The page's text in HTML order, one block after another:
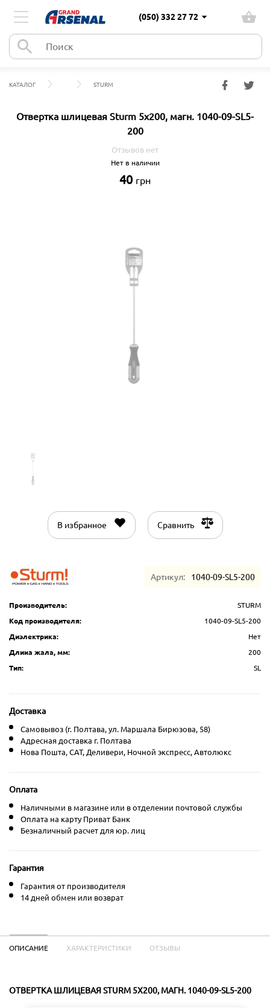
(050) 332 27 72
КАТАЛОГ STURM
Отвертка шлицевая Sturm 5x200, магн. 1040-09-SL5-
200
Отзывов нет
Нет в наличии
40 грн
В избранное Сравнить
Артикул: 1040-09-SL5-200
Производитель:
STURM
Код производителя:
1040-09-SL5-200
Диэлектрика:
Нет
Длина жала, мм:
200
Тип:
SL
Доставка
Самовывоз (г. Полтава, ул. Маршала Бирюзова, 58)
Адресная доставка г. Полтава
Нова Пошта, CAT, Деливери, Ночной экспресс, Автолюкс
Оплата
Наличными в магазине или в отделении почтовой службы
Оплата на карту Приват Банк
Безналичный расчет для юр. лиц
Гарантия
Гарантия от производителя
14 дней обмен или возврат
ОПИСАНИЕ ХАРАКТЕРИСТИКИ ОТЗЫВЫ
ОТВЕРТКА ШЛИЦЕВАЯ STURM 5X200, МАГН. 1040-09-SL5-200